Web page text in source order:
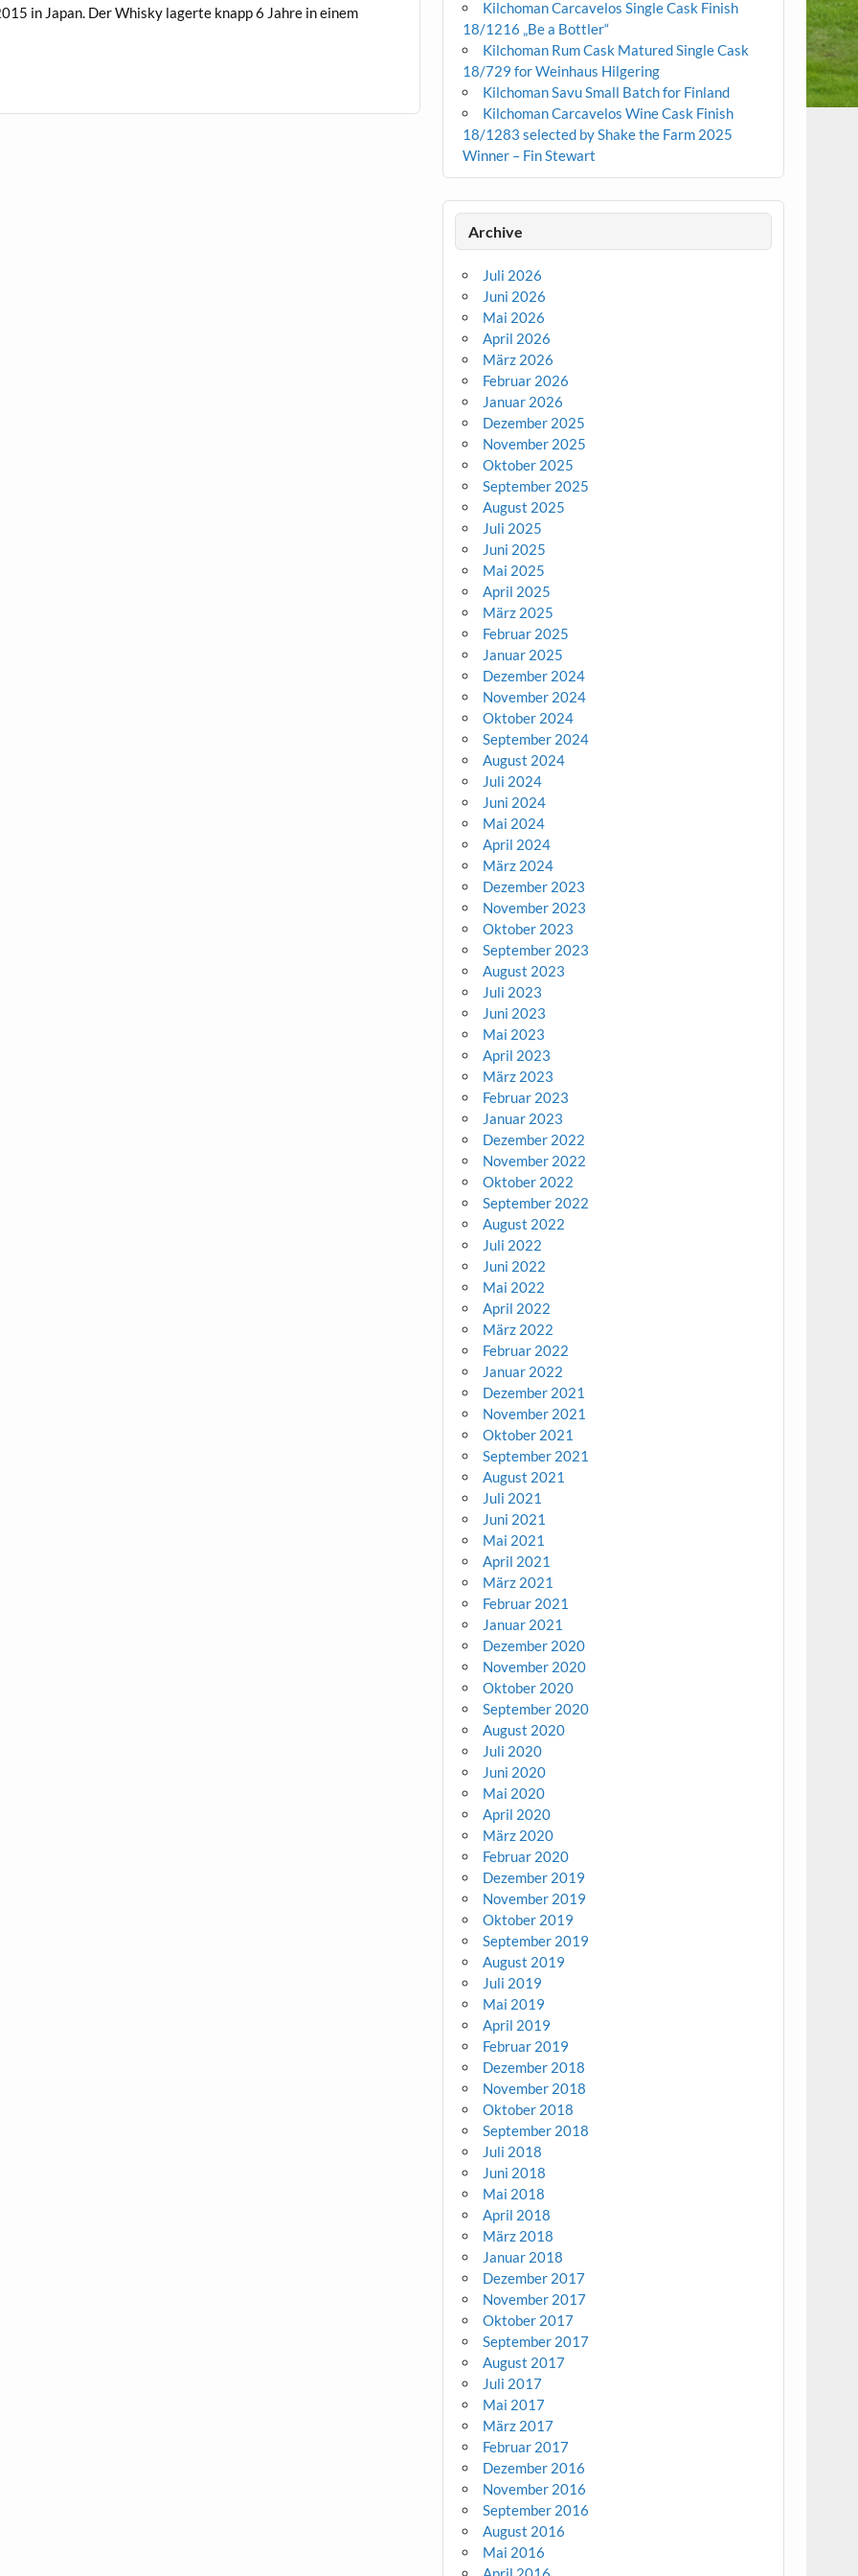
in Japan. Der Whisky lagerte knapp 6 Jahre in einem
Kilchoman Carcavelos Single Cask Finish
18/1216 „Be a Bottler“
Kilchoman Rum Cask Matured Single Cask
18/729 for Weinhaus Hilgering
Kilchoman Savu Small Batch for Finland
Kilchoman Carcavelos Wine Cask Finish
18/1283 selected by Shake the Farm 2025
Winner – Fin Stewart
Archive
Juli 2026
Juni 2026
Mai 2026
April 2026
März 2026
Februar 2026
Januar 2026
Dezember 2025
November 2025
Oktober 2025
September 2025
August 2025
Juli 2025
Juni 2025
Mai 2025
April 2025
März 2025
Februar 2025
Januar 2025
Dezember 2024
November 2024
Oktober 2024
September 2024
August 2024
Juli 2024
Juni 2024
Mai 2024
April 2024
März 2024
Dezember 2023
November 2023
Oktober 2023
September 2023
August 2023
Juli 2023
Juni 2023
Mai 2023
April 2023
März 2023
Februar 2023
Januar 2023
Dezember 2022
November 2022
Oktober 2022
September 2022
August 2022
Juli 2022
Juni 2022
Mai 2022
April 2022
März 2022
Februar 2022
Januar 2022
Dezember 2021
November 2021
Oktober 2021
September 2021
August 2021
Juli 2021
Juni 2021
Mai 2021
April 2021
März 2021
Februar 2021
Januar 2021
Dezember 2020
November 2020
Oktober 2020
September 2020
August 2020
Juli 2020
Juni 2020
Mai 2020
April 2020
März 2020
Februar 2020
Dezember 2019
November 2019
Oktober 2019
September 2019
August 2019
Juli 2019
Mai 2019
April 2019
Februar 2019
Dezember 2018
November 2018
Oktober 2018
September 2018
Juli 2018
Juni 2018
Mai 2018
April 2018
März 2018
Januar 2018
Dezember 2017
November 2017
Oktober 2017
September 2017
August 2017
Juli 2017
Mai 2017
März 2017
Februar 2017
Dezember 2016
November 2016
September 2016
August 2016
Mai 2016